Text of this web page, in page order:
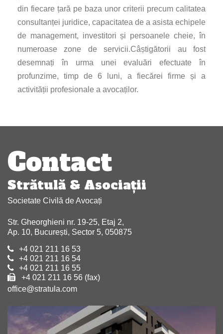
din fiecare țară pe baza unor criterii precum calitatea
consultanței juridice, capacitatea de a asista echipele
de management, investitori și persoanele cheie, în
numeroase zone de servicii.Câștigătorii au fost
desemnați în urma unei evaluări efectuate în
profunzime, timp de 6 luni, a fiecărei firme și a
activității profesionale a avocaților.
Navigare
articole
Contact
Strătulă & Asociaţii
Societate Civilă de Avocați
Str. Gheorghieni nr. 19-25, Etaj 2,
Ap. 10, București, Sector 5, 050875
+4 021 211 16 53
+4 021 211 16 54
+4 021 211 16 55
+4 021 211 16 56 (fax)
office@stratula.com